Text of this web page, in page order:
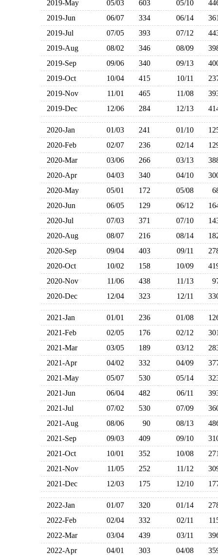
2019-May
05/03 603 05/10
2019-Jun
06/07 334 06/14
2019-Jul
07/05 393 07/12
2019-Aug
08/02 346 08/09
2019-Sep
09/06 340 09/13
2019-Oct
10/04 415 10/11
2019-Nov
11/01 465 11/08
2019-Dec
12/06 284 12/13
2020-Jan 01/03 241 01/10
2020-Feb
02/07 236 02/14
2020-Mar
03/06 266 03/13
2020-Apr
04/03 340 04/10
2020-May
05/01 172 05/08
2020-Jun
06/05 129 06/12
2020-Jul
07/03 371 07/10
2020-Aug
08/07 216 08/14
2020-Sep
09/04 403 09/11
2020-Oct
10/02 158 10/09
2020-Nov
11/06 438 11/13
2020-Dec
12/04 323 12/11
2021-Jan 01/01 236 01/08
2021-Feb
02/05 176 02/12
2021-Mar
03/05 189 03/12
2021-Apr
04/02 332 04/09
2021-May
05/07 530 05/14
2021-Jun
06/04 482 06/11
2021-Jul
07/02 530 07/09
2021-Aug
08/06 90 08/13
2021-Sep
09/03 409 09/10
2021-Oct
10/01 352 10/08
2021-Nov
11/05 252 11/12
2021-Dec
12/03 175 12/10
2022-Jan 01/07 320 01/14
2022-Feb
02/04 332 02/11
2022-Mar
03/04 439 03/11
2022-Apr
04/01 303 04/08